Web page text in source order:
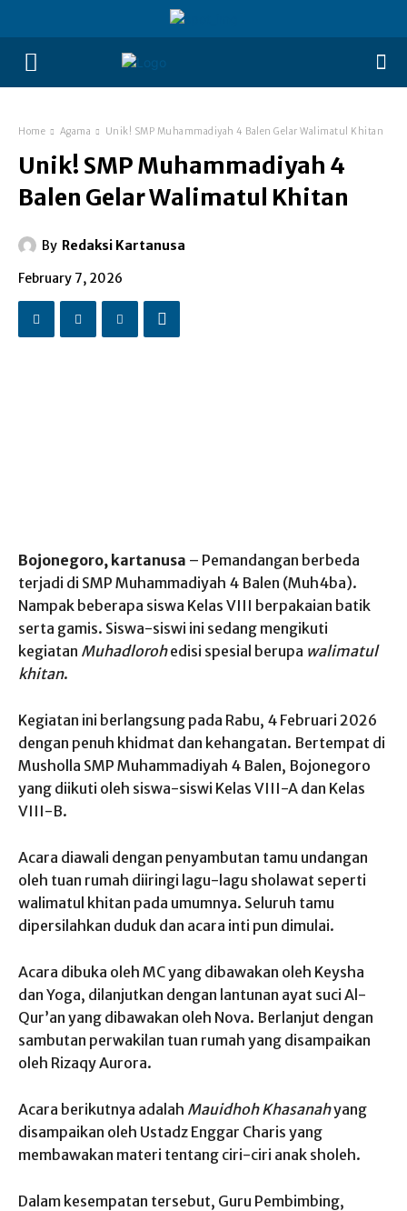
Home Agama Unik! SMP Muhammadiyah 4 Balen Gelar Walimatul Khitan
Unik! SMP Muhammadiyah 4
Balen Gelar Walimatul Khitan
By Redaksi Kartanusa
February 7, 2026
Bojonegoro, kartanusa – Pemandangan berbeda
terjadi di SMP Muhammadiyah 4 Balen (Muh4ba).
Nampak beberapa siswa Kelas VIII berpakaian batik
serta gamis. Siswa-siswi ini sedang mengikuti
kegiatan Muhadlorohedisi spesial berupa walimatul
khitan.
Kegiatan ini berlangsung pada Rabu, 4 Februari 2026
dengan penuh khidmat dan kehangatan. Bertempat di
Musholla SMP Muhammadiyah 4 Balen, Bojonegoro
yang diikuti oleh siswa-siswi Kelas VIII-A dan Kelas
VIII-B.
Acara diawali dengan penyambutan tamu undangan
oleh tuan rumah diiringi lagu-lagu sholawat seperti
walimatul khitan pada umumnya. Seluruh tamu
dipersilahkan duduk dan acara inti pun dimulai.
Acara dibuka oleh MC yang dibawakan oleh Keysha
dan Yoga, dilanjutkan dengan lantunan ayat suci Al-
Qur’an yang dibawakan oleh Nova. Berlanjut dengan
sambutan perwakilan tuan rumah yang disampaikan
oleh Rizaqy Aurora.
Acara berikutnya adalah Mauidhoh Khasanahyang
disampaikan oleh Ustadz Enggar Charis yang
membawakan materi tentang ciri-ciri anak sholeh.
Dalam kesempatan tersebut, Guru Pembimbing,